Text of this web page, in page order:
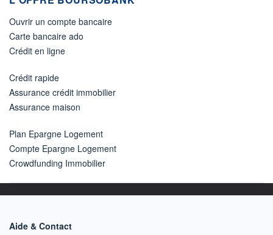
Ouvrir un compte bancaire
Carte bancaire ado
Crédit en ligne
Crédit rapide
Assurance crédit immobilier
Assurance maison
Plan Epargne Logement
Compte Epargne Logement
Crowdfunding Immobilier
Aide & Contact